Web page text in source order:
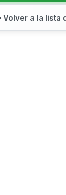
Volver a la lista